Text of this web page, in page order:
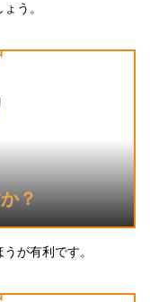
う。
？
が有利です。